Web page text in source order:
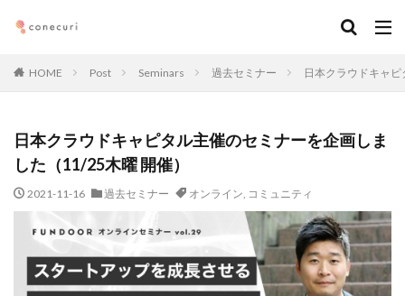
HOME Post Seminars 過去セミナー 日本クラウドキャ
日本クラウドキャピタル主催のセミナーを企画しま
した（11/25木曜 開催）
2021-11-16 過去セミナー オンライン, コミュニティ
タグ
マーケティング DX アルムナイ
AI
カオスマップ
起業
法務コンプライアンス
技術
仕事術 働き方・キャリア
企画